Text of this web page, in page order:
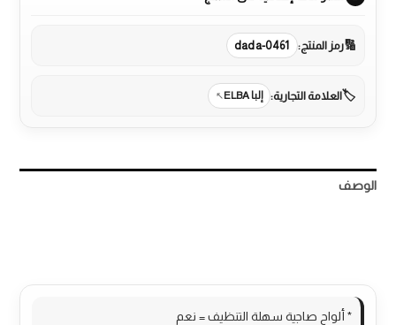
مع
رمز المنتج: dada-0461
العلامة التجارية: إلبا ELBA
الوصف
* ألواح صاجية سهلة التنظيف = نعم